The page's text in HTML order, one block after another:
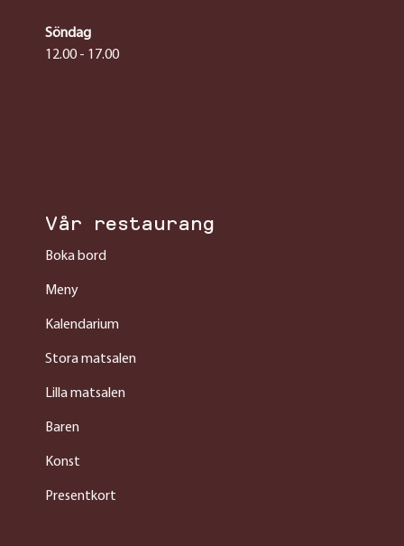
Söndag
12.00 - 17.00
Vår restaurang
Boka bord
Meny
Kalendarium
Stora matsalen
Lilla matsalen
Baren
Konst
Presentkort